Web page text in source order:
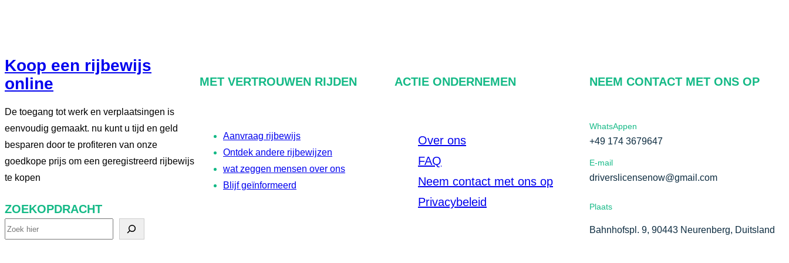
Koop een rijbewijs
online
De toegang tot werk en verplaatsingen is
eenvoudig gemaakt. nu kunt u tijd en geld
besparen door te profiteren van onze
goedkope prijs om een geregistreerd rijbewijs
te kopen
ZOEKOPDRACHT
Z
MET VERTROUWEN RIJDEN
Aanvraag rijbewijs
Ontdek andere rijbewijzen
wat zeggen mensen over ons
Blijf geïnformeerd
ACTIE ONDERNEMEN
Over ons
FAQ
Neem contact met ons op
Privacybeleid
NEEM CONTACT MET ONS OP
WhatsAppen
+49 174 3679647
E-mail
driverslicensenow@gmail.com
Plaats
Bahnhofspl. 9, 90443 Neurenberg, Duitsland